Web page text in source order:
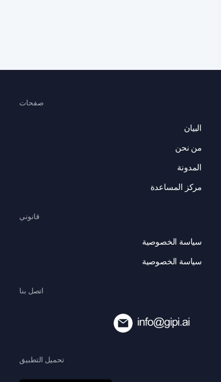
صفحات
البيان
من نحن
المدونة
مركز المساعدة
قانوني
سياسة الخصوصية
سياسة الخصوصية
اتصل بنا
تحميل التطبيق